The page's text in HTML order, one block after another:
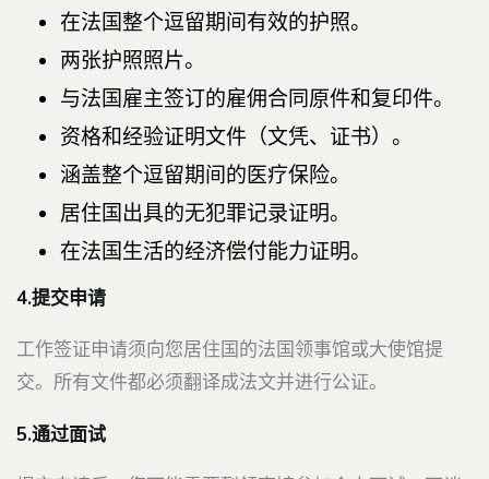
在法国整个逗留期间有效的护照。
两张护照照片。
与法国雇主签订的雇佣合同原件和复印件。
资格和经验证明文件（文凭、证书）。
涵盖整个逗留期间的医疗保险。
居住国出具的无犯罪记录证明。
在法国生活的经济偿付能力证明。
4.提交申请
工作签证申请须向您居住国的法国领事馆或大使馆提
交。所有文件都必须翻译成法文并进行公证。
5.通过面试